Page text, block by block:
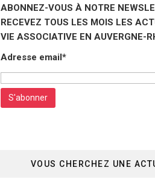
ABONNEZ-VOUS À NOTRE
RECEVEZ TOUS LES MOIS LES
VIE ASSOCIATIVE EN AUVERGNE-
Adresse email*
VOUS CHERCHEZ UNE